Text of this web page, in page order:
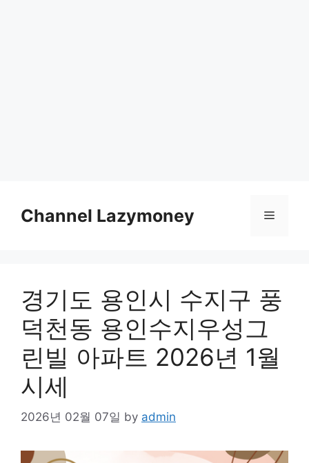
contentChannel Lazymoney Menu
경기도 용인시 수지구 풍
덕천동 용인수지우성그
린빌 아파트 2026년 1월
시세
2026년 02월 07일 by admin